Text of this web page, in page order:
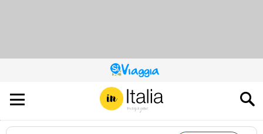
QUESTO
SITO
CONTRIBUISCE
ALL’AUDIENCE
DI